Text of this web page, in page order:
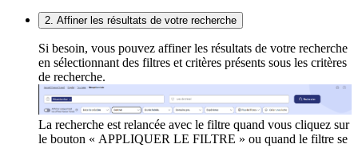
2. Affiner les résultats de votre recherche
Si besoin, vous pouvez affiner les résultats de votre recherche
en sélectionnant des filtres et critères présents sous les critères
de recherche.
La recherche est relancée avec le filtre quand vous cliquez sur
le bouton « APPLIQUER LE FILTRE » ou quand le filtre se